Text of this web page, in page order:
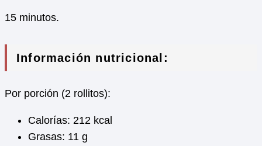
15 minutos.
Información nutricional:
Por porción (2 rollitos):
Calorías: 212 kcal
Grasas: 11 g